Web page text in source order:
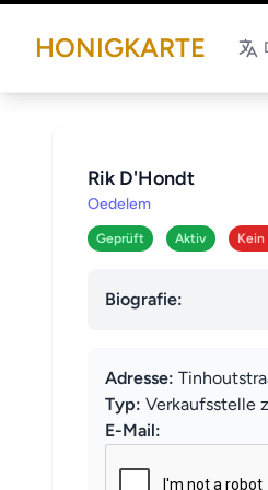
HONIGKARTE
Rik D'Hondt
Oedelem
Geprüft Aktiv
Biografie:
Adresse:
Typ: Verkaufsstelle
E-Mail: